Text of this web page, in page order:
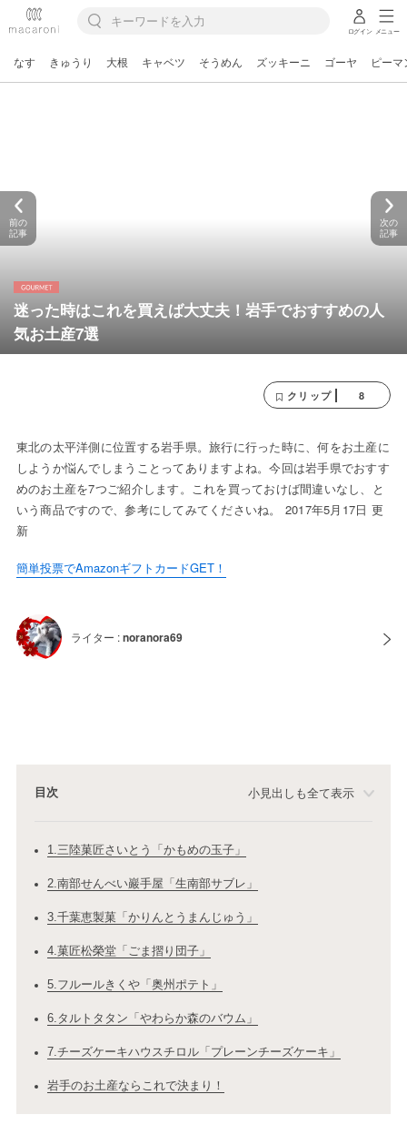
ログイン メニュー
なす きゅうり 大根 キャベツ そうめん ズッキーニ ゴーヤ ピーマ
迷った時はこれを買えば大丈夫！岩手でおすすめの人
気お土産7選
前の
記事
次の
記事
クリップ 8
東北の太平洋側に位置する岩手県。旅行に行った時に、何をお土産に
しようか悩んでしまうことってありますよね。今回は岩手県でおすす
めのお土産を7つご紹介します。これを買っておけば間違いなし、と
いう商品ですので、参考にしてみてくださいね。 2017年5月17日 更
新
簡単投票でAmazonギフトカードGET！
ライター :noranora69
目次 小見出しも全て表示
1.三陸菓匠さいとう「かもめの玉子」
2.南部せんべい巖手屋「生南部サブレ」
3.千葉恵製菓「かりんとうまんじゅう」
4.菓匠松榮堂「ごま摺り団子」
5.フルールきくや「奥州ポテト」
6.タルトタタン「やわらか森のバウム」
7.チーズケーキハウスチロル「プレーンチーズケーキ」
岩手のお土産ならこれで決まり！